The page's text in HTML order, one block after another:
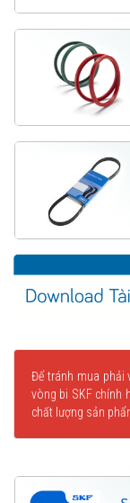
Để tránh mua phải
vòng bi SKF chính
chất lượng sản